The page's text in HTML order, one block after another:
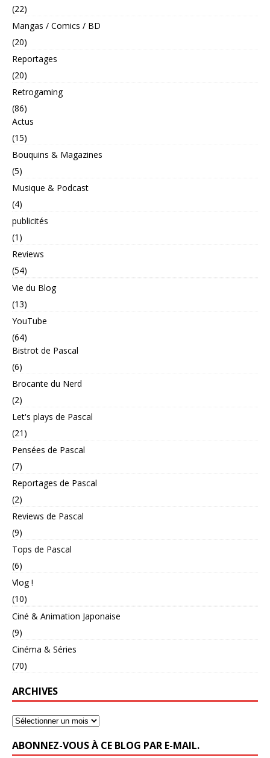
(22)
Mangas / Comics / BD
(20)
Reportages
(20)
Retrogaming
(86)
Actus
(15)
Bouquins & Magazines
(5)
Musique & Podcast
(4)
publicités
(1)
Reviews
(54)
Vie du Blog
(13)
YouTube
(64)
Bistrot de Pascal
(6)
Brocante du Nerd
(2)
Let's plays de Pascal
(21)
Pensées de Pascal
(7)
Reportages de Pascal
(2)
Reviews de Pascal
(9)
Tops de Pascal
(6)
Vlog !
(10)
Ciné & Animation Japonaise
(9)
Cinéma & Séries
(70)
ARCHIVES
ABONNEZ-VOUS À CE BLOG PAR E-MAIL.